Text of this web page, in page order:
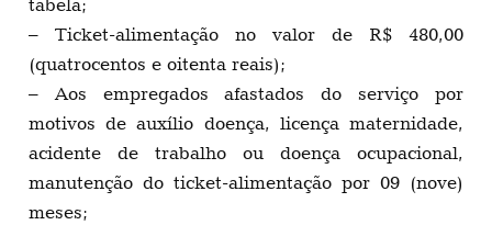
tabela;
– Ticket-alimentação no valor de R$ 480,00
(quatrocentos e oitenta reais);
– Aos empregados afastados do serviço por
motivos de auxílio doença, licença maternidade,
acidente de trabalho ou doença ocupacional,
manutenção do ticket-alimentação por 09 (nove)
meses;